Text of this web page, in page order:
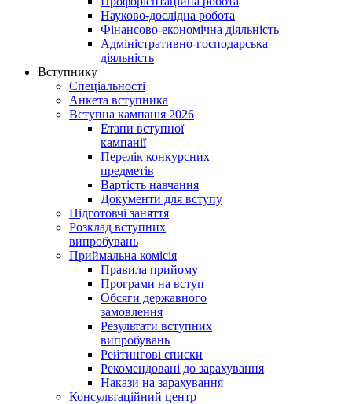
Науково-дослідна робота
Фінансово-економічна діяльність
Адміністративно-господарська
діяльність
Вступнику
Спеціальності
Анкета вступника
Вступна кампанія 2026
Етапи вступної
кампанії
Перелік конкурсних
предметів
Вартість навчання
Документи для вступу
Підготовчі заняття
Розклад вступних
випробувань
Приймальна комісія
Правила прийому
Програми на вступ
Обсяги державного
замовлення
Результати вступних
випробувань
Рейтингові списки
Рекомендовані до зарахування
Накази на зарахування
Консультаційний центр